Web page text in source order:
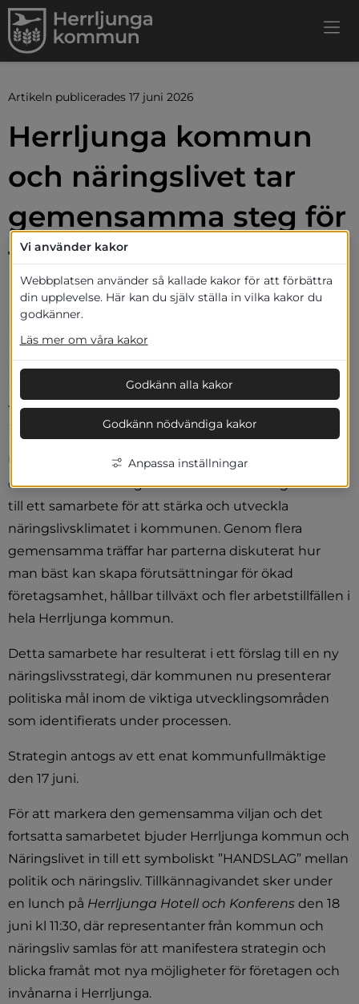
Artikeln publicerades 17 juni 2026
Herrljunga kommun
och näringslivet tar
gemensamma steg för
tillväxt
Herrljunga kommun och det lokala
näringslivet stärker samarbetet genom en
ny näringslivsstrategi. Med gemensamma
mål och konkreta insatser ska strategin
bidra till ett bättre företagsklimat, hållbar
tillväxt och fler möjligheter för företag och
invånare i kommunen.
Under våren 2026 har Herrljunga kommuns politiker
och det lokala näringslivet i kommunen tagit initiativ
till ett samarbete för att stärka och utveckla
näringslivsklimatet i kommunen. Genom flera
gemensamma träffar har parterna diskuterat hur
man bäst kan skapa förutsättningar för ökad
företagsamhet, hållbar tillväxt och fler arbetstillfällen i
hela Herrljunga kommun.
Detta samarbete har resulterat i ett förslag till en ny
näringslivsstrategi, där kommunen nu presenterar
politiska mål inom de viktiga utvecklingsområden
som identifierats under processen.
Strategin antogs av ett enat kommunfullmäktige
den 17 juni.
För att markera den gemensamma viljan och det
fortsatta samarbetet bjuder Herrljunga kommun och
Näringslivet in till ett symboliskt ”HANDSLAG” mellan
politik och näringsliv. Tillkännagivandet sker under
en lunch på Herrljunga Hotell och Konferens den 18
juni kl 11:30, där representanter från kommun och
näringsliv samlas för att manifestera strategin och
blicka framåt mot nya möjligheter för företagen och
invånarna i Herrljunga.
Vi använder kakor
Webbplatsen använder så kallade kakor för att förbättra
din upplevelse. Här kan du själv ställa in vilka kakor du
godkänner.
Läs mer om våra kakor
Godkänn alla kakor
Godkänn nödvändiga kakor
Anpassa inställningar